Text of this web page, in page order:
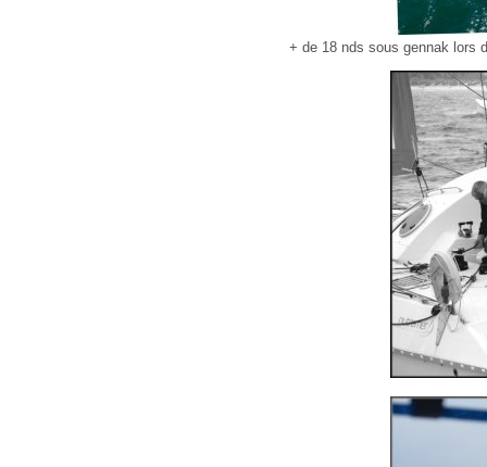
+ de 18 nds sous gennak lors